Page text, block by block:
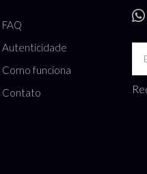
FAQ
Autenticidade
Como funciona
Contato